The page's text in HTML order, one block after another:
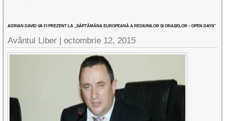
ADRIAN DAVID VA FI PREZENT LA „SĂPTĂMÂNA EUROPEANĂ A REGIUNILOR ȘI ORAȘELOR – OPEN DAYS”
Avântul Liber |octombrie 12, 2015